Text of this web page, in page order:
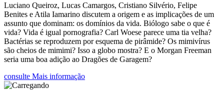
Luciano Queiroz, Lucas Camargos, Cristiano Silvério, Felipe
Benites e Atila Iamarino discutem a origem e as implicações de um
assunto que dominam: os domínios da vida. Biólogo sabe o que é
vida? Vida é igual pornografia? Carl Woese parece uma tia velha?
Bactérias se reproduzem por esquema de pirâmide? Os mimivírus
são cheios de mimimi? Isso a globo mostra? E o Morgan Freeman
seria uma boa adição ao Dragões de Garagem?
consulte Mais informação